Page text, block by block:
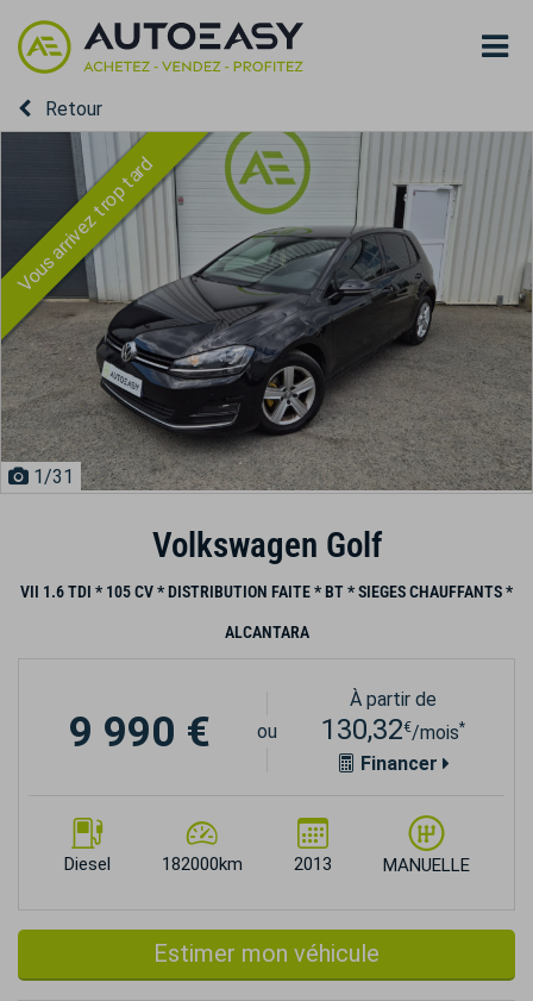
Retour
Vous arrivez trop tard
1/31
Volkswagen Golf
VII 1.6 TDI * 105 CV * DISTRIBUTION FAITE * BT * SIEGES CHAUFFANTS *
ALCANTARA
Diesel 182000km 2013 MANUELLE
9 990 € ou
À partir de
130,32€/mois*
Financer
Estimer mon véhicule